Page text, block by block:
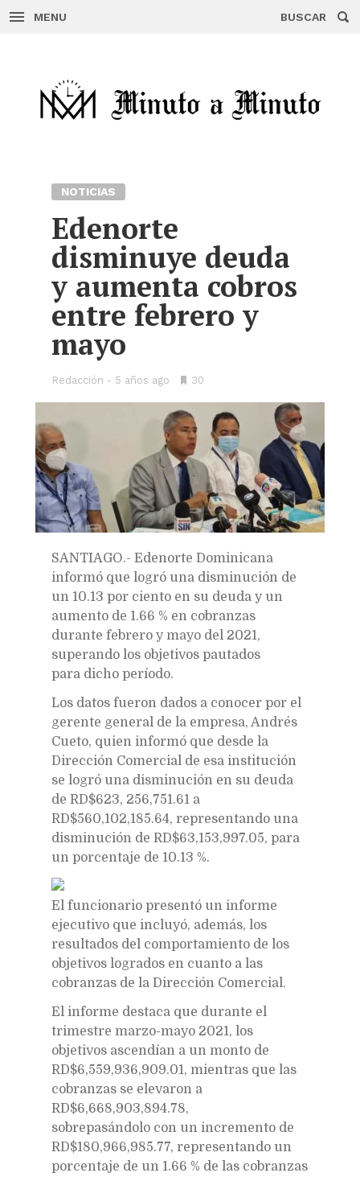
MENU BUSCAR
NOTICIAS
Edenorte
disminuye deuda
y aumenta cobros
entre febrero y
mayo
Redacción 5 años ago
•30
SANTIAGO.- Edenorte Dominicana
informó que logró una disminución de
un 10.13 por ciento en su deuda y un
aumento de 1.66 % en cobranzas
durante febrero y mayo del 2021,
superando los objetivos pautados
para dicho período.
Los datos fueron dados a conocer por el
gerente general de la empresa, Andrés
Cueto, quien informó que desde la
Dirección Comercial de esa institución
se logró una disminución en su deuda
de RD$623, 256,751.61 a
RD$560,102,185.64, representando una
disminución de RD$63,153,997.05, para
un porcentaje de 10.13 %.
El funcionario presentó un informe
ejecutivo que incluyó, además, los
resultados del comportamiento de los
objetivos logrados en cuanto a las
cobranzas de la Dirección Comercial.
El informe destaca que durante el
trimestre marzo-mayo 2021, los
objetivos ascendían a un monto de
RD$6,559,936,909.01, mientras que las
cobranzas se elevaron a
RD$6,668,903,894.78,
sobrepasándolo con un incremento de
RD$180,966,985.77, representando un
porcentaje de un 1.66 % de las cobranzas